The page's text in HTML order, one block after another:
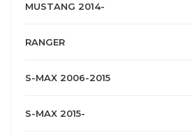
MUSTANG 2014-
RANGER
S-MAX 2006-2015
S-MAX 2015-